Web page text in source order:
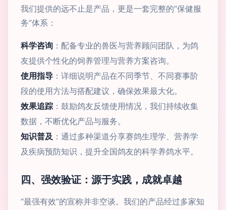
我们提供的远不止是产品，更是一套完整的“保健服
务”体系：
科学咨询 ：配备专业的兽医与营养顾问团队，为鸽
友提供个性化的饲养管理与营养方案咨询。
使用指导 ：详细说明产品在不同季节、不同赛事阶
段的使用方法与搭配建议，确保效果最大化。
效果追踪 ：鼓励鸽友反馈使用情况，我们持续收集
数据，不断优化产品与服务。
知识普及 ：通过多种渠道分享赛鸽生理学、营养学
及疾病预防知识，提升全国鸽友的科学养鸽水平。
四、强效验证：源于实践，成就卓越
“最强有效”的宣称并非空谈。我们的产品经过多家知